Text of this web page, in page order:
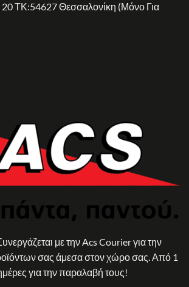
ΤΚ:54627 Θεσσαλονίκη (Μόνο Για
με την Acs Courier για την
σας άμεσα στον χώρο σας. Από 1
για την παραλαβή τους!